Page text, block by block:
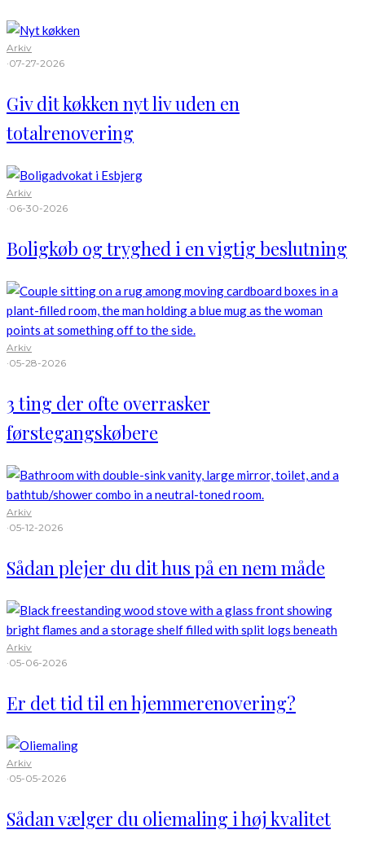
Arkiv
·07-27-2026
Giv dit køkken nyt liv uden en
totalrenovering
Arkiv
·06-30-2026
Boligkøb og tryghed i en vigtig beslutning
Arkiv
·05-28-2026
3 ting der ofte overrasker
førstegangskøbere
Arkiv
·05-12-2026
Sådan plejer du dit hus på en nem måde
Arkiv
·05-06-2026
Er det tid til en hjemmerenovering?
Arkiv
·05-05-2026
Sådan vælger du oliemaling i høj kvalitet